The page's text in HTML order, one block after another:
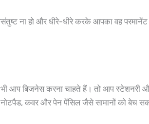
ना हो और धीरे-धीरे करके आपका वह
आप बिजनेस करना चाहते हैं। तो आप स्टेशनरी
कवर और पेन पेंसिल जैसे सामानों को बेच